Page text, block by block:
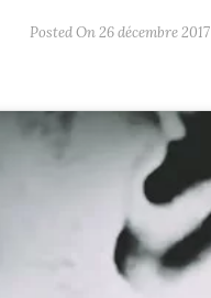
Posted On 26 décembre 2017